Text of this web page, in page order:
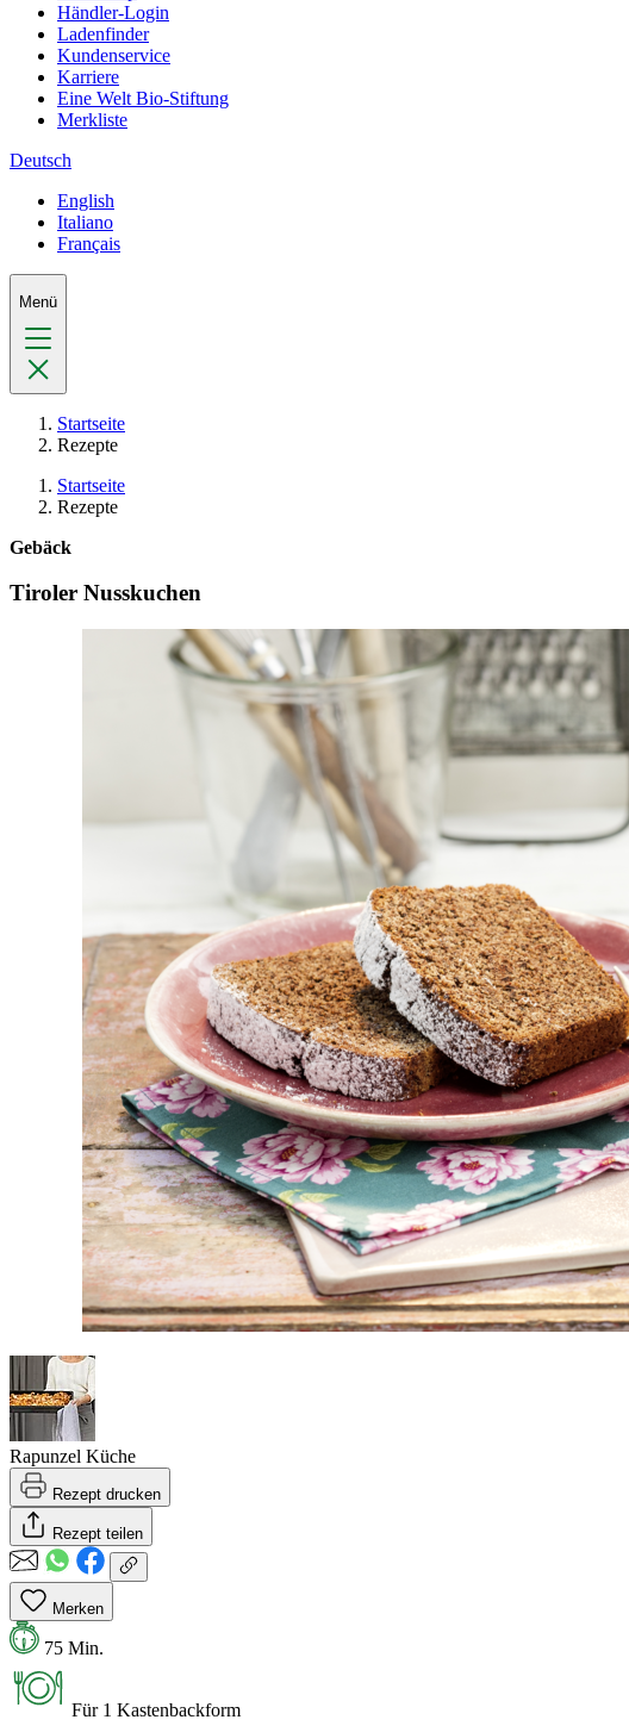
Händler-Login
Ladenfinder
Kundenservice
Karriere
Eine Welt Bio-Stiftung
Merkliste
Deutsch
English
Italiano
Français
Menü
Startseite
Rezepte
Startseite
Rezepte
Gebäck
Tiroler Nusskuchen
Rapunzel Küche
Rezept drucken
Rezept teilen
Merken
75 Min.
Für 1 Kastenbackform